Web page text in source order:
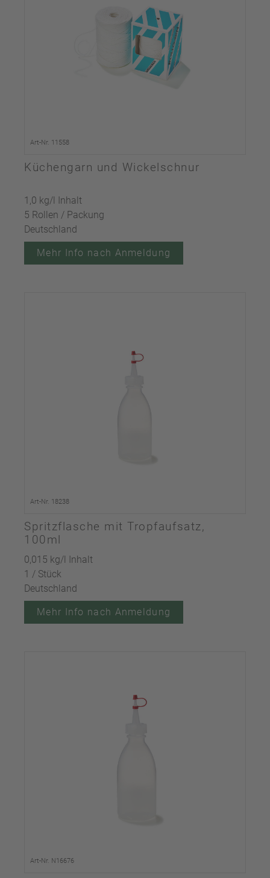
Art-Nr. 11558
Küchengarn und Wickelschnur
1,0 kg/l Inhalt
5 Rollen / Packung
Deutschland
Mehr Info nach Anmeldung
Art-Nr. 18238
Spritzflasche mit Tropfaufsatz,
100ml
0,015 kg/l Inhalt
1 / Stück
Deutschland
Mehr Info nach Anmeldung
Art-Nr. N16676